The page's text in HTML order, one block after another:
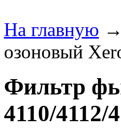
На главную →
озоновый
Фильтр
4110/4112/